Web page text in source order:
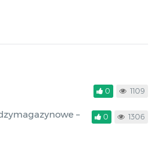
0 1109
–
0 1306